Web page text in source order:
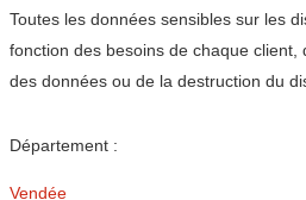
Toutes les données sensibles sur les
fonction des besoins de chaque client,
des données ou de la destruction du
Département :
Vendée